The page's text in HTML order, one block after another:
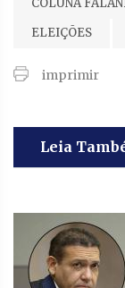
COLUNA
ELEIÇÕES
imprimir
Leia